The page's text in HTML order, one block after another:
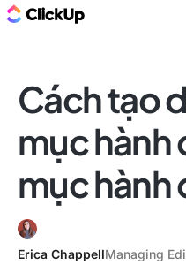
Cách tạo
mục hành
mục hành
Erica ChappellManaging